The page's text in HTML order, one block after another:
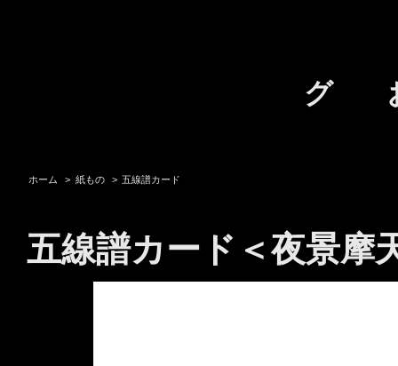
グ
ホーム > 紙もの > 五線譜カード
五線譜カード＜夜景摩